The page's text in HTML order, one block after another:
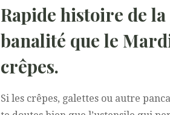
Rapide histoire de
banalité que le
crêpes.
Si les crêpes, galettes ou autre